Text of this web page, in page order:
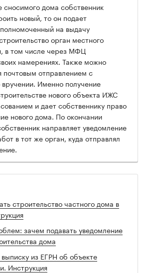
дома собственник
новый, то он подает
на выдачу
орган местного
в том числе через МФЦ
намерениях. Также можно
почтовым отправлением с
Именно получение
нового объекта ИЖС
и дает собственнику право
нового дома. По окончании
направляет уведомление
в тот же орган, куда отправлял
строительство частного дома в
зачем подавать уведомление
дома
из ЕГРН об объекте
Инструкция